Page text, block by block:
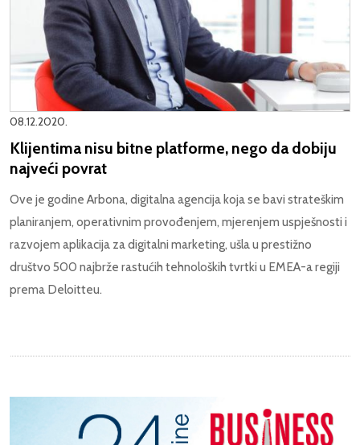
08.12.2020.
Klijentima nisu bitne platforme, nego da dobiju
najveći povrat
Ove je godine Arbona, digitalna agencija koja se bavi strateškim
planiranjem, operativnim provođenjem, mjerenjem uspješnosti i
razvojem aplikacija za digitalni marketing, ušla u prestižno
društvo 500 najbrže rastućih tehnoloških tvrtki u EMEA-a regiji
prema Deloitteu.